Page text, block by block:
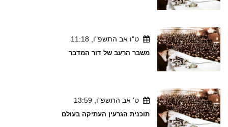
ט"ו אב התשפ"ו, 11:18
משבר הרעב של דור המדבר
ט' אב התשפ"ו, 13:59
תוכנית הגרעין העתיקה בעולם